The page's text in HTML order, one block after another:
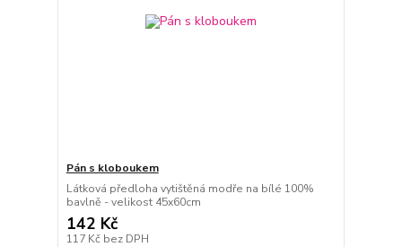
Pán s kloboukem
Látková předloha vytištěná modře na bílé 100%
bavlně - velikost 45x60cm
142 Kč
117 Kč bez DPH